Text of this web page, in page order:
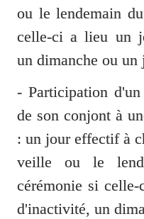
ou le lendemain
celle-ci a lieu un
un dimanche ou un
- Participation
: un jour effectif à
veille ou le
cérémonie si
d'inactivité, un